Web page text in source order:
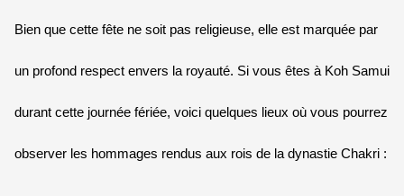
Bien que cette fête ne soit pas religieuse, elle est marquée par
un profond respect envers la royauté. Si vous êtes à Koh Samui
durant cette journée fériée, voici quelques lieux où vous pourrez
observer les hommages rendus aux rois de la dynastie Chakri :